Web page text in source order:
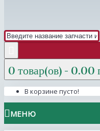
0 товар(ов) - 0.00
В корзине пусто!
МЕНЮ